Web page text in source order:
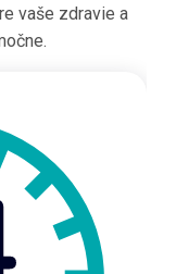
vaše zdravie a